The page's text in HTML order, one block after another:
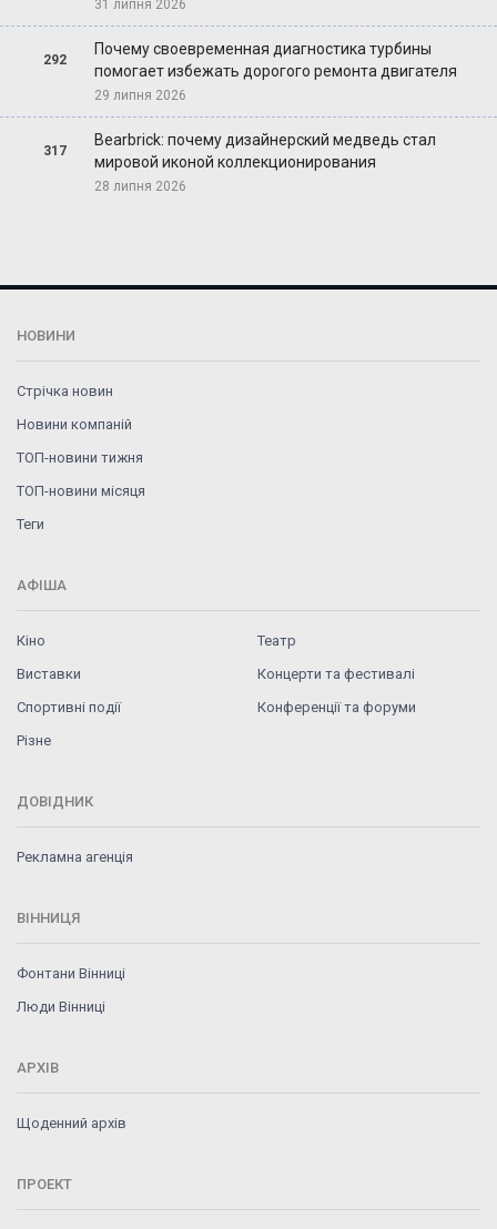
31 липня 2026
292
Почему своевременная диагностика турбины
помогает избежать дорогого ремонта двигателя
29 липня 2026
317
Bearbrick: почему дизайнерский медведь стал
мировой иконой коллекционирования
28 липня 2026
НОВИНИ
Стрічка новин
Новини компаній
ТОП-новини тижня
ТОП-новини місяця
Теги
АФІША
Кіно
Театр
Виставки
Концерти та фестивалі
Спортивні події
Конференції та форуми
Різне
ДОВІДНИК
Рекламна агенція
ВІННИЦЯ
Фонтани Вінниці
Люди Вінниці
АРХІВ
Щоденний архів
ПРОЕКТ